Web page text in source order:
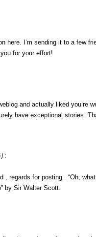
here. I’m sending it to a few
for your effort!
and actually liked you’re
have exceptional stories.
:
, regards for posting . “Oh,
by Sir Walter Scott.